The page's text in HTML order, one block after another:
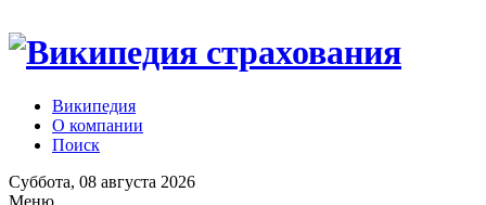
Википедия
О компании
Поиск
Суббота, 08 августа 2026
Меню